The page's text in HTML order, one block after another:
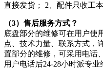
直接发货； 2、配件只收工
（3）售后服务方式？
底盘部分的维修可在用户使
点、技术力量、联系方式，
置部分的维修，可采用电话
用户电话后24-28小时派专业